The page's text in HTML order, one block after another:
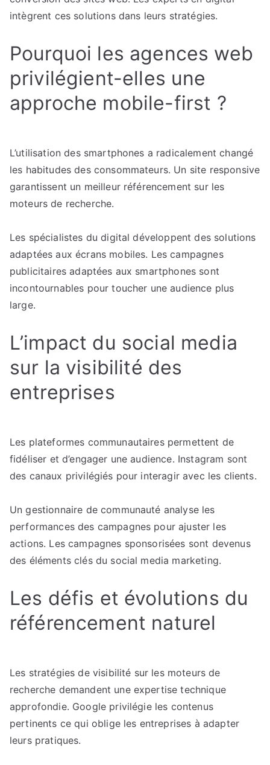
intègrent ces solutions dans leurs stratégies.
Pourquoi les agences web
privilégient-elles une
approche mobile-first ?
L’utilisation des smartphones a radicalement changé
les habitudes des consommateurs. Un site responsive
garantissent un meilleur référencement sur les
moteurs de recherche.
Les spécialistes du digital développent des solutions
adaptées aux écrans mobiles. Les campagnes
publicitaires adaptées aux smartphones sont
incontournables pour toucher une audience plus
large.
L’impact du social media
sur la visibilité des
entreprises
Les plateformes communautaires permettent de
fidéliser et d’engager une audience. Instagram sont
des canaux privilégiés pour interagir avec les clients.
Un gestionnaire de communauté analyse les
performances des campagnes pour ajuster les
actions. Les campagnes sponsorisées sont devenus
des éléments clés du social media marketing.
Les défis et évolutions du
référencement naturel
Les stratégies de visibilité sur les moteurs de
recherche demandent une expertise technique
approfondie. Google privilégie les contenus
pertinents ce qui oblige les entreprises à adapter
leurs pratiques.